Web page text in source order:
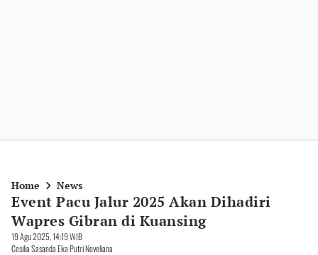
Home News
Event Pacu Jalur 2025 Akan Dihadiri
Wapres Gibran di Kuansing
19 Agu 2025, 14:19 WIB
Cesilia Sasanda Eka Putri Noveliana